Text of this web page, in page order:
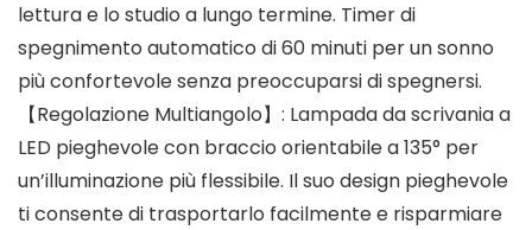
lettura e lo studio a lungo termine. Timer di
spegnimento automatico di 60 minuti per un sonno
più confortevole senza preoccuparsi di spegnersi.
【Regolazione Multiangolo】: Lampada da scrivania a
LED pieghevole con braccio orientabile a 135° per
un’illuminazione più flessibile. Il suo design pieghevole
ti consente di trasportarlo facilmente e risparmiare